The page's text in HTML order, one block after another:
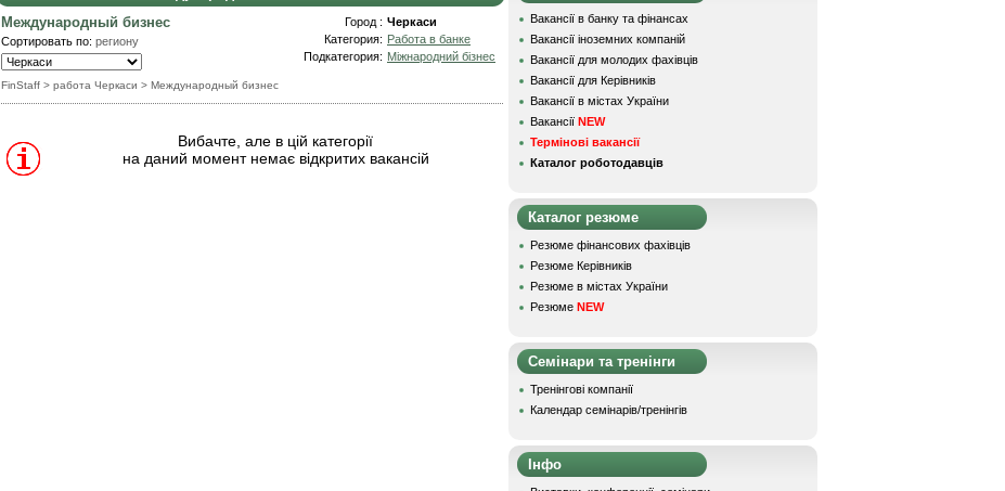
Международный бизнес
Сортировать по: региону
FinStaff > работа Черкаси > Международный бизнес
Город : Черкаси
Категория: Работа в банке
Подкатегория: Міжнародний бізнес
Вибачте, але в цій категорії
на даний момент немає відкритих вакансій
Вакансії в банку та фінансах
Вакансії іноземних компаній
Вакансії для молодих фахівців
Вакансії для Керівників
Вакансії в містах України
Вакансії NEW
Термінові вакансії
Каталог роботодавців
Каталог резюме
Резюме фінансових фахівців
Резюме Керівників
Резюме в містах України
Резюме NEW
Семінари та тренінги
Тренінгові компанії
Календар семінарів/тренінгів
Інфо